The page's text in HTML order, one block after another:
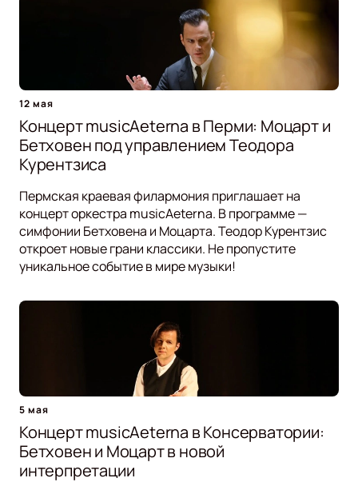
12 мая
Концерт musicAeterna в Перми: Моцарт и
Бетховен под управлением Теодора
Курентзиса
Пермская краевая филармония приглашает на
концерт оркестра musicAeterna. В программе —
симфонии Бетховена и Моцарта. Теодор Курентзис
откроет новые грани классики. Не пропустите
уникальное событие в мире музыки!
5 мая
Концерт musicAeterna в Консерватории:
Бетховен и Моцарт в новой
интерпретации